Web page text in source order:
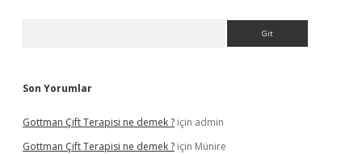
Son Yorumlar
Gottman Çift Terapisi ne demek ? için admin
Gottman Çift Terapisi ne demek ? için Münire